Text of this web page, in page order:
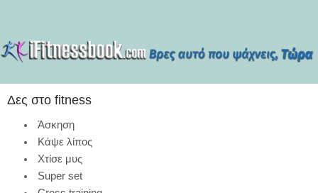
Δες στο fitness
Άσκηση
Κάψε λίπος
Χτίσε μυς
Super set